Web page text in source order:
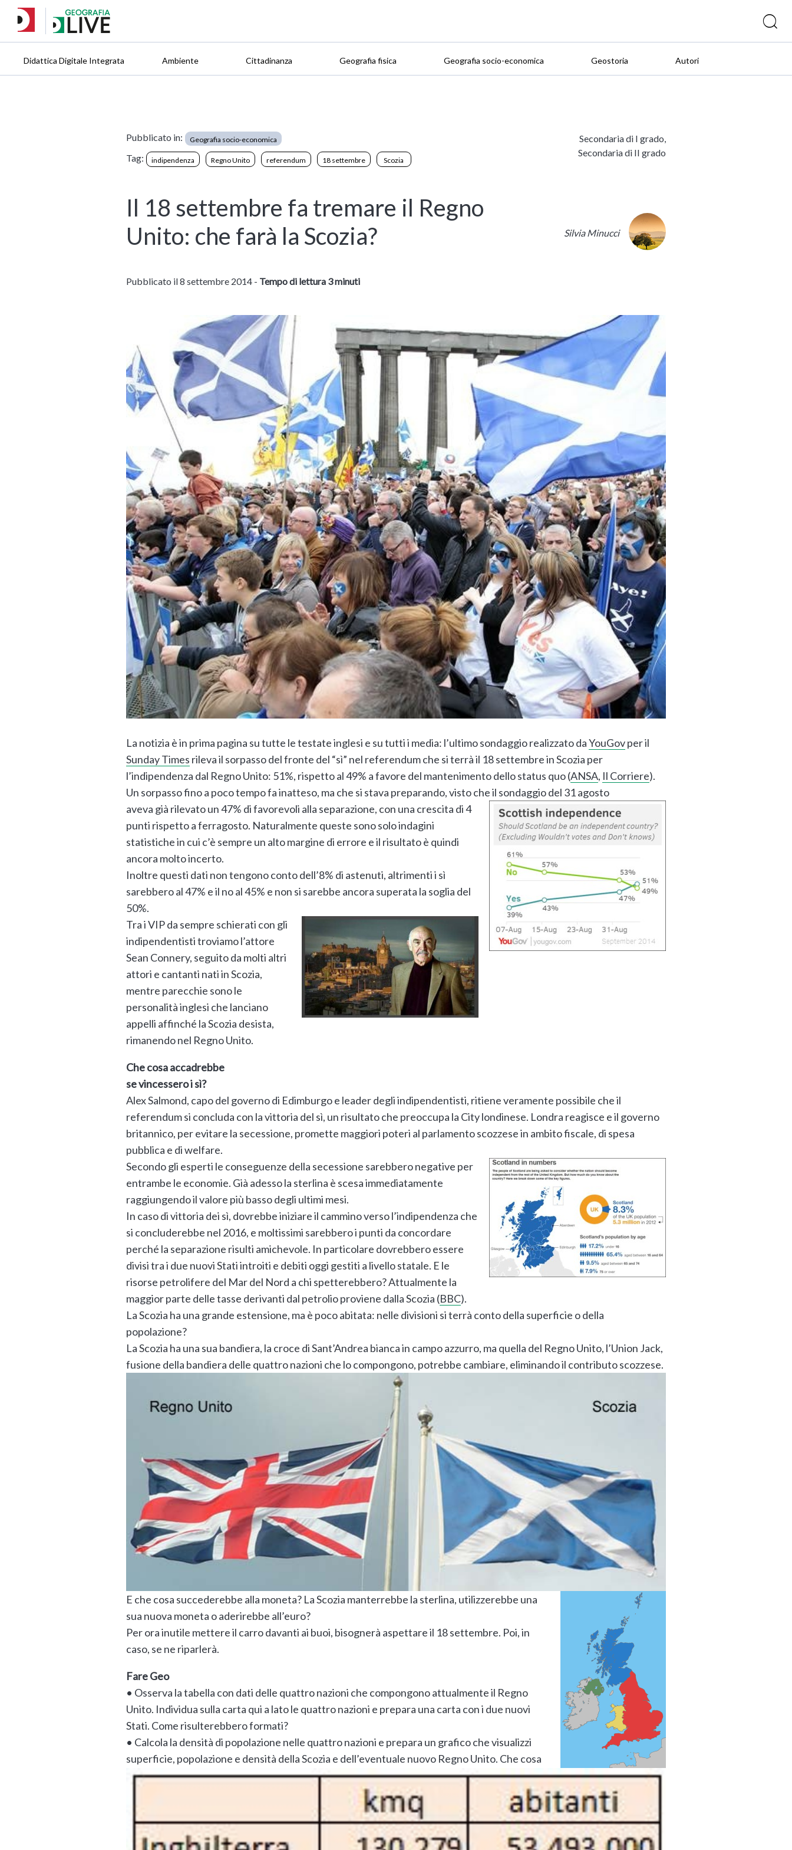
Didattica Digitale Integrata Ambiente Cittadinanza Geografia fisica Geografia socio-economica Geostoria Autori
Pubblicato in: Geografia socio-economica
Tag: indipendenza Regno Unito referendum 18 settembre Scozia
Secondaria di I grado,
Secondaria di II grado
Il 18 settembre fa tremare il Regno
Unito: che farà la Scozia?
Silvia Minucci
Pubblicato il 8 settembre 2014 - Tempo di lettura 3 minuti
La notizia è in prima pagina su tutte le testate inglesi e su tutti i media: l’ultimo sondaggio realizzato daYouGovper il
Sunday Times rileva il sorpasso del fronte del “sì” nel referendum che si terrà il 18 settembre in Scozia per
l’indipendenza dal Regno Unito: 51%, rispetto al 49% a favore del mantenimento dello status quo (ANSA, Il Corriere).
Un sorpasso fino a poco tempo fa inatteso, ma che si stava preparando, visto che il sondaggio del 31 agosto
aveva già rilevato un 47% di favorevoli alla separazione, con una crescita di 4
punti rispetto a ferragosto. Naturalmente queste sono solo indagini
statistiche in cui c’è sempre un alto margine di errore e il risultato è quindi
ancora molto incerto.
Inoltre questi dati non tengono conto dell’8% di astenuti, altrimenti i sì
sarebbero al 47% e il no al 45% e non si sarebbe ancora superata la soglia del
50%.
Tra i VIP da sempre schierati con gli
indipendentisti troviamo l’attore
Sean Connery, seguito da molti altri
attori e cantanti nati in Scozia,
mentre parecchie sono le
personalità inglesi che lanciano
appelli affinché la Scozia desista,
rimanendo nel Regno Unito.
Che cosa accadrebbe
se vincessero i sì?
Alex Salmond, capo del governo di Edimburgo e leader degli indipendentisti, ritiene veramente possibile che il
referendum si concluda con la vittoria del sì, un risultato che preoccupa la City londinese. Londra reagisce e il governo
britannico, per evitare la secessione, promette maggiori poteri al parlamento scozzese in ambito fiscale, di spesa
pubblica e di welfare.
Secondo gli esperti le conseguenze della secessione sarebbero negative per
entrambe le economie. Già adesso la sterlina è scesa immediatamente
raggiungendo il valore più basso degli ultimi mesi.
In caso di vittoria dei sì, dovrebbe iniziare il cammino verso l’indipendenza che
si concluderebbe nel 2016, e moltissimi sarebbero i punti da concordare
perché la separazione risulti amichevole. In particolare dovrebbero essere
divisi tra i due nuovi Stati introiti e debiti oggi gestiti a livello statale. E le
risorse petrolifere del Mar del Nord a chi spetterebbero? Attualmente la
maggior parte delle tasse derivanti dal petrolio proviene dalla Scozia (BBC).
La Scozia ha una grande estensione, ma è poco abitata: nelle divisioni si terrà conto della superficie o della
popolazione?
La Scozia ha una sua bandiera, la croce di Sant’Andrea bianca in campo azzurro, ma quella del Regno Unito, l’Union Jack,
fusione della bandiera delle quattro nazioni che lo compongono, potrebbe cambiare, eliminando il contributo scozzese.
E che cosa succederebbe alla moneta? La Scozia manterrebbe la sterlina, utilizzerebbe una
sua nuova moneta o aderirebbe all’euro?
Per ora inutile mettere il carro davanti ai buoi, bisognerà aspettare il 18 settembre. Poi, in
caso, se ne riparlerà.
Fare Geo
• Osserva la tabella con dati delle quattro nazioni che compongono attualmente il Regno
Unito. Individua sulla carta qui a lato le quattro nazioni e prepara una carta con i due nuovi
Stati. Come risulterebbero formati?
• Calcola la densità di popolazione nelle quattro nazioni e prepara un grafico che visualizzi
superficie, popolazione e densità della Scozia e dell’eventuale nuovo Regno Unito. Che cosa